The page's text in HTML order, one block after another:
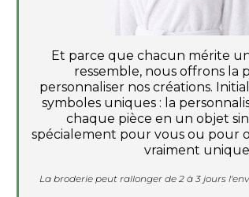
Et parce que chacun mérite
ressemble, nous offrons la
personnaliser nos créations.
symboles uniques : la
chaque pièce en un objet
spécialement pour vous ou pour
vraiment
La broderie peut rallonger de 2 à 3 jours